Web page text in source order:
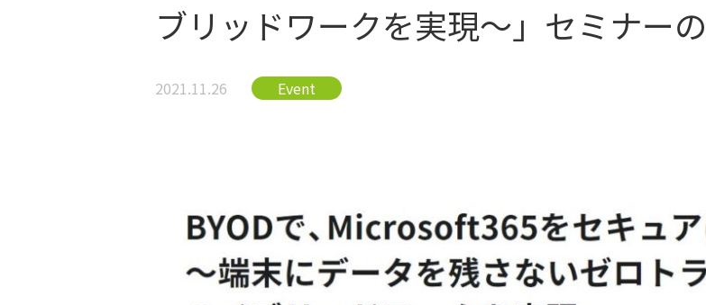
ブリッドワークを実現～」セミナー
2021.11.26 Event